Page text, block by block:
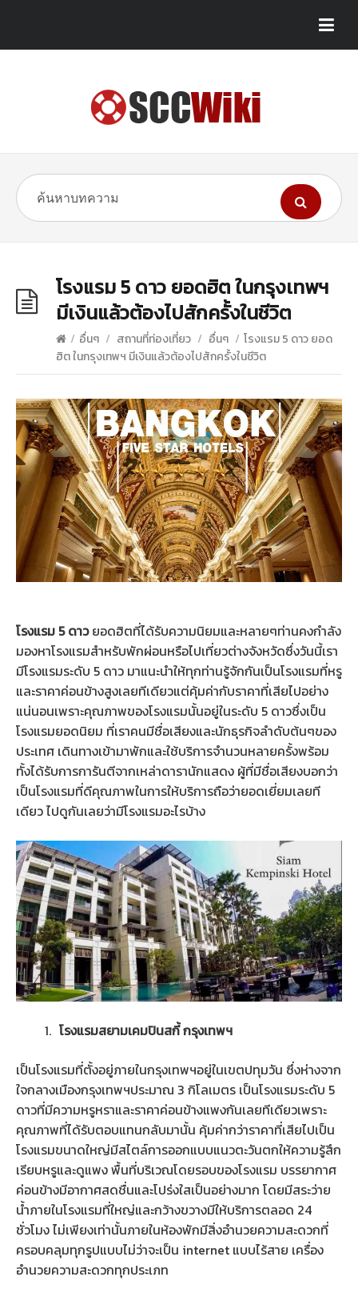
โรงแรม 5 ดาว ยอดฮิต ในกรุงเทพฯ
มีเงินแล้วต้องไปสักครั้งในชีวิต
/ อื่นๆ / สถานที่ท่องเที่ยว / อื่นๆ / โรงแรม 5 ดาว ยอด
ฮิต ในกรุงเทพฯ มีเงินแล้วต้องไปสักครั้งในชีวิต
โรงแรม 5 ดาวยอดฮิตที่ได้รับความนิยมและหลายๆท่านคงกำลัง
มองหาโรงแรมสำหรับพักผ่อนหรือไปเที่ยวต่างจังหวัดซึ่งวันนี้เรา
มีโรงแรมระดับ 5 ดาว มาแนะนำให้ทุกท่านรู้จักกันเป็นโรงแรมที่หรู
และราคาค่อนข้างสูงเลยทีเดียวแต่คุ้มค่ากับราคาที่เสียไปอย่าง
แน่นอนเพราะคุณภาพของโรงแรมนั้นอยู่ในระดับ 5 ดาวซึ่งเป็น
โรงแรมยอดนิยม ที่เราคนมีชื่อเสียงและนักธุรกิจลำดับต้นๆของ
ประเทศ เดินทางเข้ามาพักและใช้บริการจำนวนหลายครั้งพร้อม
ทั้งได้รับการการันตีจากเหล่าดารานักแสดง ผู้ที่มีชื่อเสียงบอกว่า
เป็นโรงแรมที่ดีคุณภาพในการให้บริการถือว่ายอดเยี่ยมเลยที
เดียว ไปดูกันเลยว่ามีโรงแรมอะไรบ้าง
โรงแรมสยามเคมปินสกี้ กรุงเทพฯ
เป็นโรงแรมที่ตั้งอยู่ภายในกรุงเทพฯอยู่ในเขตปทุมวัน ซึ่งห่างจาก
ใจกลางเมืองกรุงเทพฯประมาณ 3 กิโลเมตร เป็นโรงแรมระดับ 5
ดาวที่มีความหรูหราและราคาค่อนข้างแพงกันเลยทีเดียวเพราะ
คุณภาพที่ได้รับตอบแทนกลับมานั้น คุ้มค่ากว่าราคาที่เสียไปเป็น
โรงแรมขนาดใหญ่มีสไตล์การออกแบบแนวตะวันตกให้ความรู้สึก
เรียบหรูและดูแพง พื้นที่บริเวณโดยรอบของโรงแรม บรรยากาศ
ค่อนข้างมีอากาศสดชื่นและโปร่งใสเป็นอย่างมาก โดยมีสระว่าย
น้ำภายในโรงแรมที่ใหญ่และกว้างขวางมีให้บริการตลอด 24
ชั่วโมง ไม่เพียงเท่านั้นภายในห้องพักมีสิ่งอำนวยความสะดวกที่
ครอบคลุมทุกรูปแบบไม่ว่าจะเป็น internet แบบไร้สาย เครื่อง
อำนวยความสะดวกทุกประเภท